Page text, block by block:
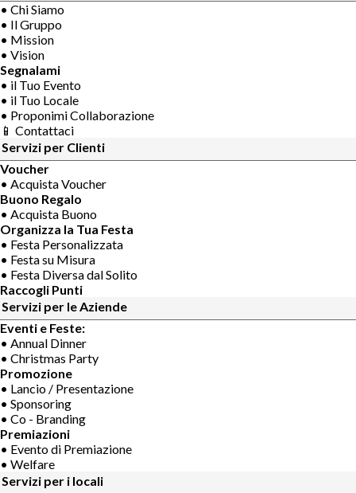
• Chi Siamo
• Il Gruppo
• Mission
• Vision
Segnalami
• il Tuo Evento
• il Tuo Locale
• Proponimi Collaborazione
📱 Contattaci
Servizi per Clienti
Voucher
• Acquista Voucher
Buono Regalo
• Acquista Buono
Organizza la Tua Festa
• Festa Personalizzata
• Festa su Misura
• Festa Diversa dal Solito
Raccogli Punti
Servizi per le Aziende
Eventi e Feste:
• Annual Dinner
• Christmas Party
Promozione
• Lancio / Presentazione
• Sponsoring
• Co - Branding
Premiazioni
• Evento di Premiazione
• Welfare
Servizi per i locali